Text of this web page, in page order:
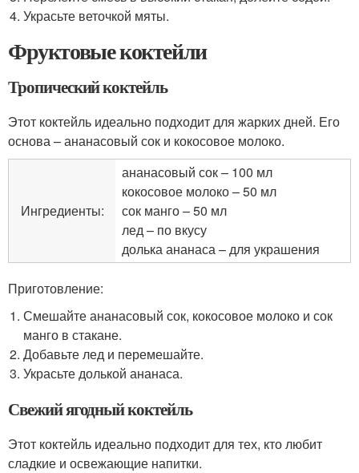
Украсьте веточкой мяты.
Фруктовые коктейли
Тропический коктейль
Этот коктейль идеально подходит для жарких дней. Его
основа – ананасовый сок и кокосовое молоко.
Ингредиенты:
ананасовый сок – 100 мл
кокосовое молоко – 50 мл
сок манго – 50 мл
лед – по вкусу
долька ананаса – для украшения
Приготовление:
Смешайте ананасовый сок, кокосовое молоко и сок
манго в стакане.
Добавьте лед и перемешайте.
Украсьте долькой ананаса.
Свежий ягодный коктейль
Этот коктейль идеально подходит для тех, кто любит
сладкие и освежающие напитки.